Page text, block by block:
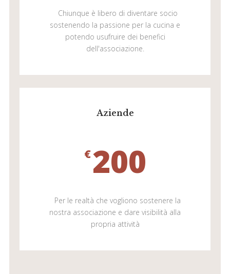
Chiunque è libero di diventare socio
sostenendo la passione per la cucina e
potendo usufruire dei benefici
dell'associazione.
Aziende
€200
Per le realtà che vogliono sostenere la
nostra associazione e dare visibilità alla
propria attività